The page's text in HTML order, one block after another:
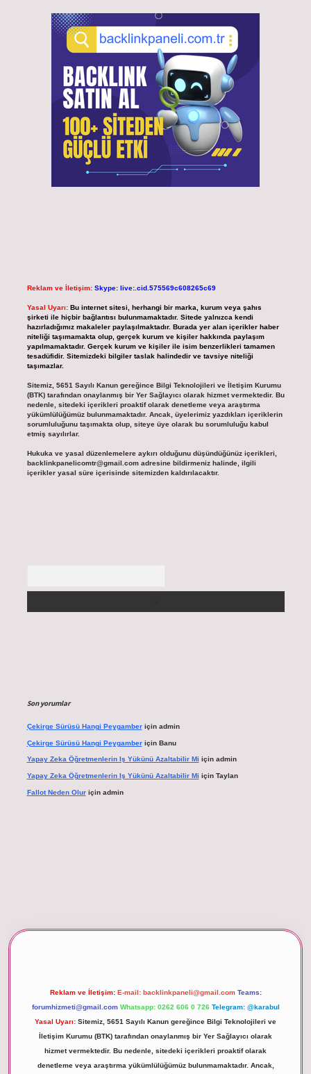
Reklam ve İletişim: Skype: live:.cid.575569c608265c69
Yasal Uyarı: Bu internet sitesi, herhangi bir marka, kurum veya şahıs
şirketi ile hiçbir bağlantısı bulunmamaktadır. Sitede yalnızca kendi
hazırladığımız makaleler paylaşılmaktadır. Burada yer alan içerikler haber
niteliği taşımamakta olup, gerçek kurum ve kişiler hakkında paylaşım
yapılmamaktadır. Gerçek kurum ve kişiler ile isim benzerlikleri tamamen
tesadüfidir. Sitemizdeki bilgiler taslak halindedir ve tavsiye niteliği
taşımazlar.
Sitemiz, 5651 Sayılı Kanun gereğince Bilgi Teknolojileri ve İletişim Kurumu
(BTK) tarafından onaylanmış bir Yer Sağlayıcı olarak hizmet vermektedir. Bu
nedenle, sitedeki içerikleri proaktif olarak denetleme veya araştırma
yükümlülüğümüz bulunmamaktadır. Ancak, üyelerimiz yazdıkları içeriklerin
sorumluluğunu taşımakta olup, siteye üye olarak bu sorumluluğu kabul
etmiş sayılırlar.
Hukuka ve yasal düzenlemelere aykırı olduğunu düşündüğünüz içerikleri,
backlinkpanelicomtr@gmail.comadresine bildirmeniz halinde, ilgili
içerikler yasal süre içerisinde sitemizden kaldırılacaktır.
Son yorumlar
Çekirge Sürüsü Hangi Peygamberiçin admin
Çekirge Sürüsü Hangi Peygamberiçin Banu
Yapay Zeka Öğretmenlerin Iş Yükünü Azaltabilir Mi için admin
Yapay Zeka Öğretmenlerin Iş Yükünü Azaltabilir Mi için Taylan
Fallot Neden Oluriçin admin
Reklam ve İletişim: E-mail: backlinkpaneli@gmail.com Teams:
forumhizmeti@gmail.com Whatsapp: 0262 606 0 726 Telegram: @karabul
Yasal Uyarı: Sitemiz, 5651 Sayılı Kanun gereğince Bilgi Teknolojileri ve
İletişim Kurumu (BTK) tarafından onaylanmış bir Yer Sağlayıcı olarak
hizmet vermektedir. Bu nedenle, sitedeki içerikleri proaktif olarak
denetleme veya araştırma yükümlülüğümüz bulunmamaktadır. Ancak,